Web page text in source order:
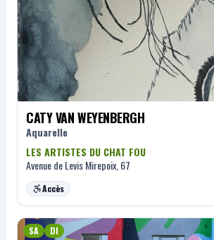
CATY VAN WEYENBERGH
Aquarelle
LES ARTISTES DU CHAT FOU
Avenue de Levis Mirepoix, 67
Accès
SA DI